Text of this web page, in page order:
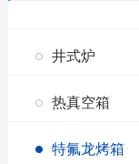
井式炉
热真空箱
特氟龙烤箱